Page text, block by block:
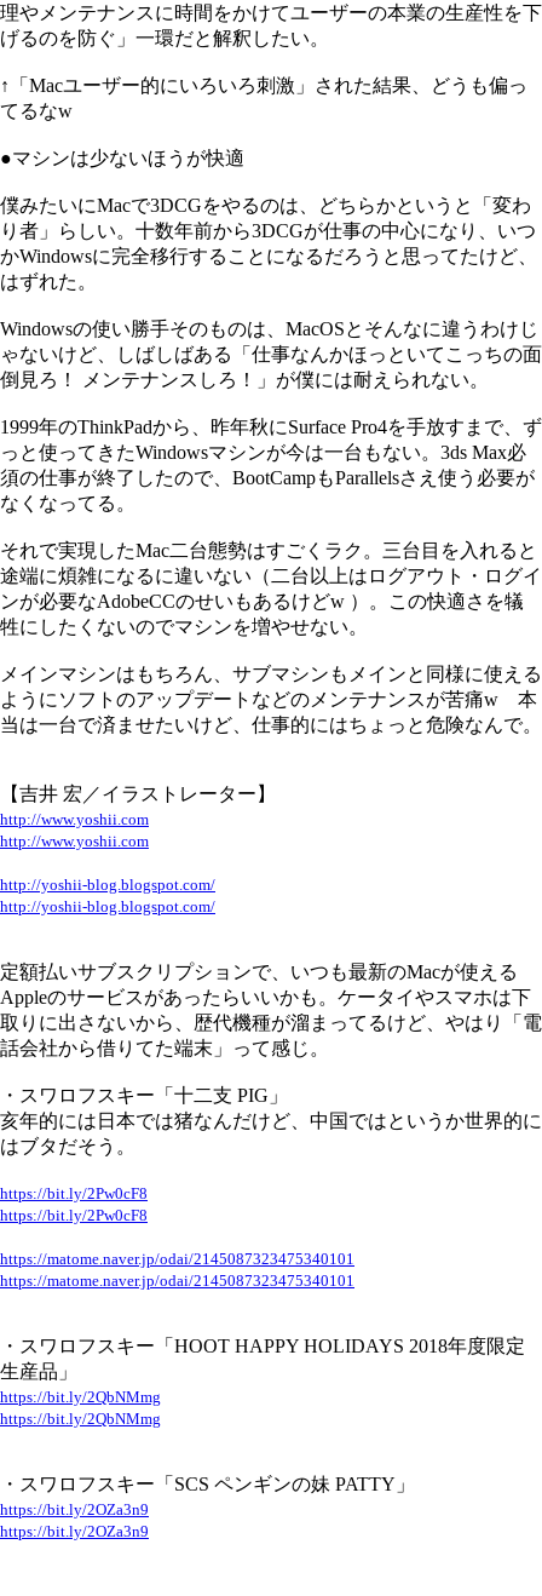
理やメンテナンスに時間をかけてユーザーの本業の生産性を下
げるのを防ぐ」一環だと解釈したい。
↑「Macユーザー的にいろいろ刺激」された結果、どうも偏っ
てるなw
●マシンは少ないほうが快適
僕みたいにMacで3DCGをやるのは、どちらかというと「変わ
り者」らしい。十数年前から3DCGが仕事の中心になり、いつ
かWindowsに完全移行することになるだろうと思ってたけど、
はずれた。
Windowsの使い勝手そのものは、MacOSとそんなに違うわけじ
ゃないけど、しばしばある「仕事なんかほっといてこっちの面
倒見ろ！ メンテナンスしろ！」が僕には耐えられない。
1999年のThinkPadから、昨年秋にSurface Pro4を手放すまで、ず
っと使ってきたWindowsマシンが今は一台もない。3ds Max必
須の仕事が終了したので、BootCampもParallelsさえ使う必要が
なくなってる。
それで実現したMac二台態勢はすごくラク。三台目を入れると
途端に煩雑になるに違いない（二台以上はログアウト・ログイ
ンが必要なAdobeCCのせいもあるけどw ）。この快適さを犠
牲にしたくないのでマシンを増やせない。
メインマシンはもちろん、サブマシンもメインと同様に使える
ようにソフトのアップデートなどのメンテナンスが苦痛w 本
当は一台で済ませたいけど、仕事的にはちょっと危険なんで。
【吉井 宏／イラストレーター】
http://www.yoshii.com
http://www.yoshii.com
http://yoshii-blog.blogspot.com/
http://yoshii-blog.blogspot.com/
定額払いサブスクリプションで、いつも最新のMacが使える
Appleのサービスがあったらいいかも。ケータイやスマホは下
取りに出さないから、歴代機種が溜まってるけど、やはり「電
話会社から借りてた端末」って感じ。
・スワロフスキー「十二支 PIG」
亥年的には日本では猪なんだけど、中国ではというか世界的に
はブタだそう。
https://bit.ly/2Pw0cF8
https://bit.ly/2Pw0cF8
https://matome.naver.jp/odai/2145087323475340101
https://matome.naver.jp/odai/2145087323475340101
・スワロフスキー「HOOT HAPPY HOLIDAYS 2018年度限定
生産品」
https://bit.ly/2QbNMmg
https://bit.ly/2QbNMmg
・スワロフスキー「SCS ペンギンの妹 PATTY」
https://bit.ly/2OZa3n9
https://bit.ly/2OZa3n9